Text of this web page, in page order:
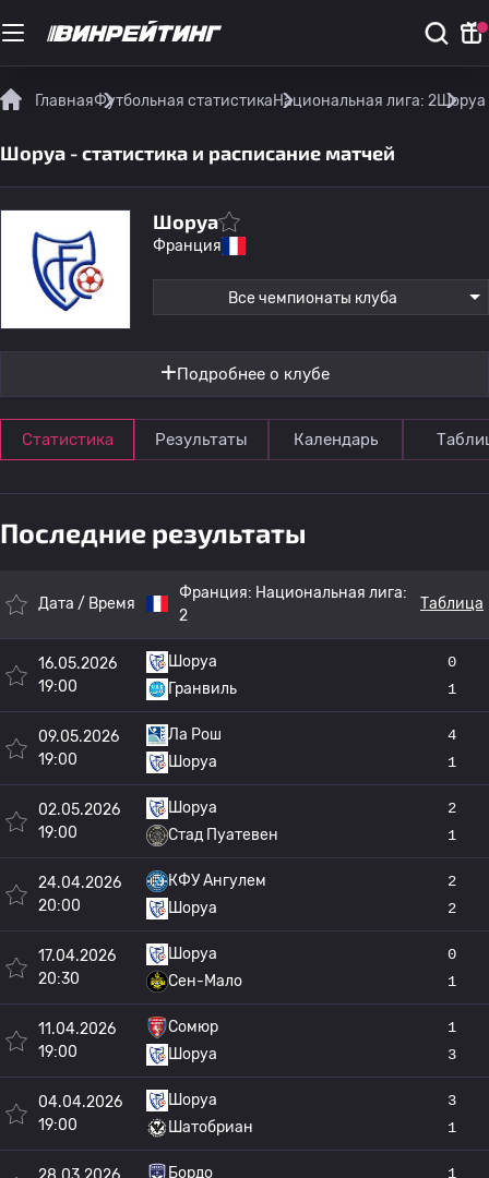
ГлавнаяФутбольная статистикаНациональная лига: 2Шоруа
Шоруа - статистика и расписание матчей
Шоруа
Франция
Все чемпионаты клуба
Подробнее о клубе
Статистика Результаты Календарь
Последние результаты
Дата / Время
Франция: Национальная лига:
2
Таблица
16.05.2026
19:00
Шоруа
Гранвиль
0
1
09.05.2026
19:00
Ла Рош
Шоруа
4
1
02.05.2026
19:00
Шоруа
Стад Пуатевен
2
1
24.04.2026
20:00
КФУ Ангулем
Шоруа
2
2
17.04.2026
20:30
Шоруа
Сен-Мало
0
1
11.04.2026
19:00
Сомюр
Шоруа
1
3
04.04.2026
19:00
Шоруа
Шатобриан
3
1
Бордо
1